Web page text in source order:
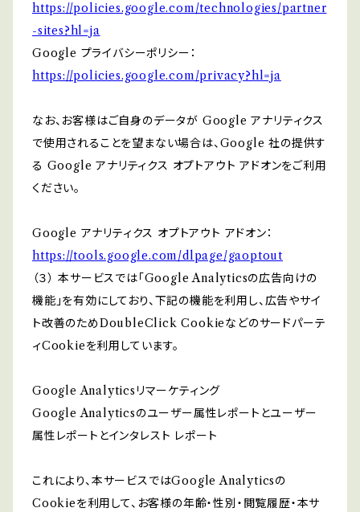
https://policies.google.com/technologies/partner
-sites?hl=ja
Google プライバシーポリシー：
https://policies.google.com/privacy?hl=ja
なお、お客様はご自身のデータが Google アナリティクス
で使用されることを望まない場合は、Google 社の提供す
る Google アナリティクス オプトアウト アドオンをご利用
ください。
Google アナリティクス オプトアウト アドオン：
https://tools.google.com/dlpage/gaoptout
（３） 本サービスでは「Google Analyticsの広告向けの
機能」を有効にしており、下記の機能を利用し、広告やサイ
ト改善のためDoubleClick Cookieなどのサードパーテ
ィCookieを利用しています。
Google Analyticsリマーケティング
Google Analyticsのユーザー属性レポートとユーザー
属性レポートとインタレスト レポート
これにより、本サービスではGoogle Analyticsの
Cookieを利用して、お客様の年齢・性別・閲覧履歴・本サ